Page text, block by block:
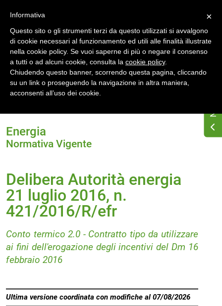
Home
Delibera Autorità energia 21 luglio 2016, n.
Energia
Normativa Vigente
Delibera Autorità energia
21 luglio 2016, n.
421/2016/R/efr
Conto termico 2.0 - Contratto tipo da utilizzare
ai fini dell'erogazione degli incentivi del Dm 16
febbraio 2016
Ultima versione coordinata con modifiche al 07/08/2026
×
Informativa
Questo sito o gli strumenti terzi da questo utilizzati si avvalgono
di cookie necessari al funzionamento ed utili alle finalità illustrate
nella cookie policy. Se vuoi saperne di più o negare il consenso
a tutti o ad alcuni cookie, consulta la cookie policy.
Chiudendo questo banner, scorrendo questa pagina, cliccando
su un link o proseguendo la navigazione in altra maniera,
acconsenti all’uso dei cookie.